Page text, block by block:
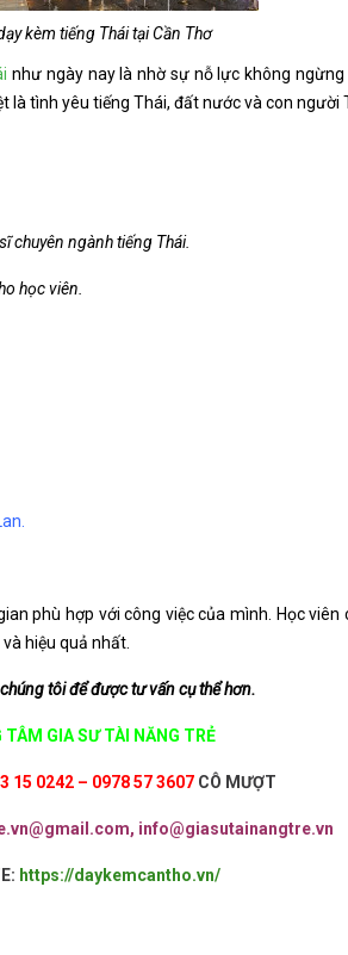
kèm tiếng Thái tại Cần Thơ
như ngày nay là nhờ sự nỗ lực không
tình yêu tiếng Thái, đất nước và con người
chuyên ngành tiếng Thái.
học viên.
phù hợp với công việc của mình. Học
hiệu quả nhất.
tôi để được tư vấn cụ thể hơn.
TÂM GIA SƯ TÀI NĂNG TRẺ
15 0242 – 0978 57 3607 CÔ MƯỢT
info@giasutainangtre.vn
https://daykemcantho.vn/